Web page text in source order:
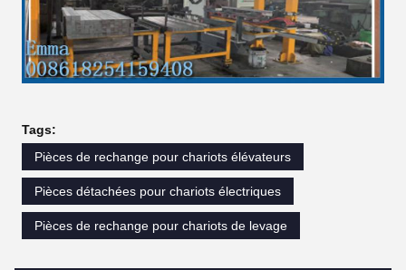
Tags:
Pièces de rechange pour chariots élévateurs
Pièces détachées pour chariots électriques
Pièces de rechange pour chariots de levage